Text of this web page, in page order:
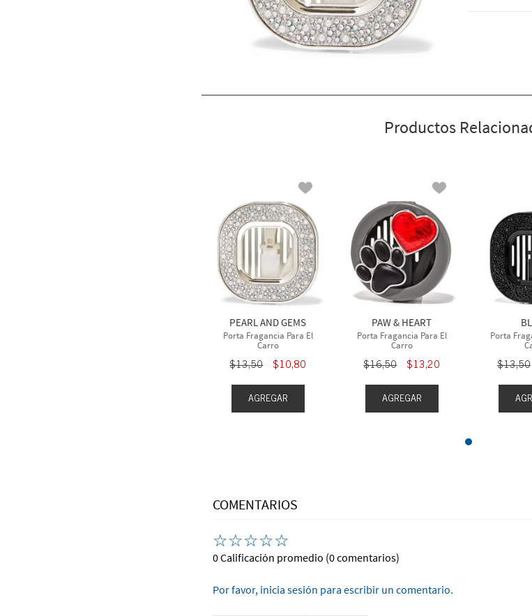
Productos
PEARL AND GEMS
Porta Fragancia Para El
Carro
$13,50 $10,80
AGREGAR
PAW & HEART
Porta Fragancia Para El
Carro
$16,50 $13,20
AGREGAR
Porta
$13,50
COMENTARIOS
☆☆☆☆☆
0 Calificación promedio (0 comentarios)
Por favor, inicia sesión para escribir un comentario.